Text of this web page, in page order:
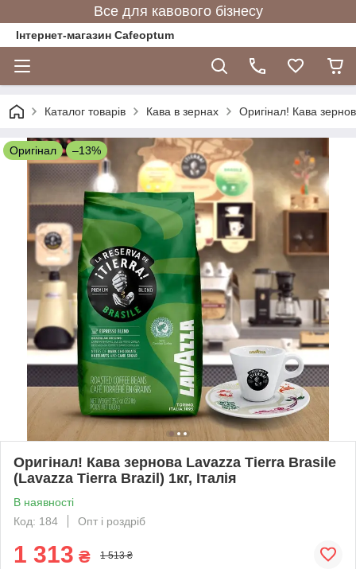
Все для кавового бізнесу
Інтернет-магазин Cafeoptum
Каталог товарів Кава в зернах Оригінал! Кава
Оригінал –13%
Оригінал! Кава зернова Lavazza Tierra Brasile
(Lavazza Tierra Brazil) 1кг, Італія
В наявності
Код: 184
Опт і роздріб
1 313 ₴ 1 513 ₴